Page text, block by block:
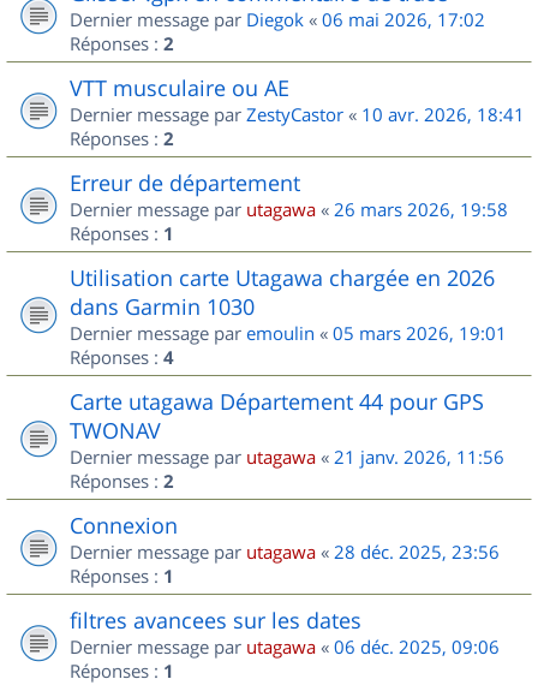
Dernier message par Diegok « 06 mai 2026, 17:02
Réponses : 2
VTT musculaire ou AE
Dernier message par ZestyCastor « 10 avr. 2026, 18:41
Réponses : 2
Erreur de département
Dernier message par utagawa « 26 mars 2026, 19:58
Réponses : 1
Utilisation carte Utagawa chargée en 2026
dans Garmin 1030
Dernier message par emoulin « 05 mars 2026, 19:01
Réponses : 4
Carte utagawa Département 44 pour GPS
TWONAV
Dernier message par utagawa « 21 janv. 2026, 11:56
Réponses : 2
Connexion
Dernier message par utagawa « 28 déc. 2025, 23:56
Réponses : 1
filtres avancees sur les dates
Dernier message par utagawa « 06 déc. 2025, 09:06
Réponses : 1